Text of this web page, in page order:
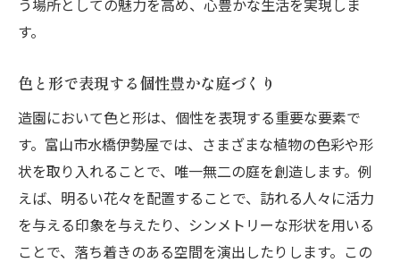
う場所としての魅力を高め、心豊かな生活を実現しま
す。
色と形で表現する個性豊かな庭づくり
造園において色と形は、個性を表現する重要な要素で
す。富山市水橋伊勢屋では、さまざまな植物の色彩や形
状を取り入れることで、唯一無二の庭を創造します。例
えば、明るい花々を配置することで、訪れる人々に活力
を与える印象を与えたり、シンメトリーな形状を用いる
ことで、落ち着きのある空間を演出したりします。この